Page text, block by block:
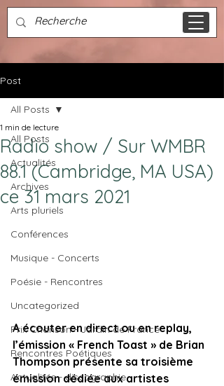
Post
All Posts
Actualités
Archives
Arts pluriels
Conférences
Musique - Concerts
Poésie - Rencontres
Uncategorized
Prix Chanson - Jardin de France
Rencontres Poétiques
Actualités - discographie
All Posts
Radio show / Sur WMBR
88.1 (Cambridge, MA USA)
ce 31 mars 2021
1 min de lecture
A écouter en direct ou en replay,
l’émission « French Toast » de Brian
Thompson présente sa troisième
émission dédiée aux artistes